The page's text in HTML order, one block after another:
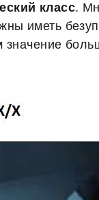
класс.
иметь